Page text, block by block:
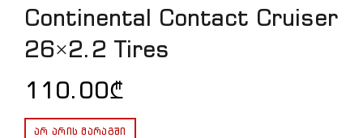
Continental Contact Cruiser
26×2.2 Tires
110.00₾
ᲐᲠ ᲐᲠᲘᲡ ᲛᲐᲠᲐᲒᲨᲘ